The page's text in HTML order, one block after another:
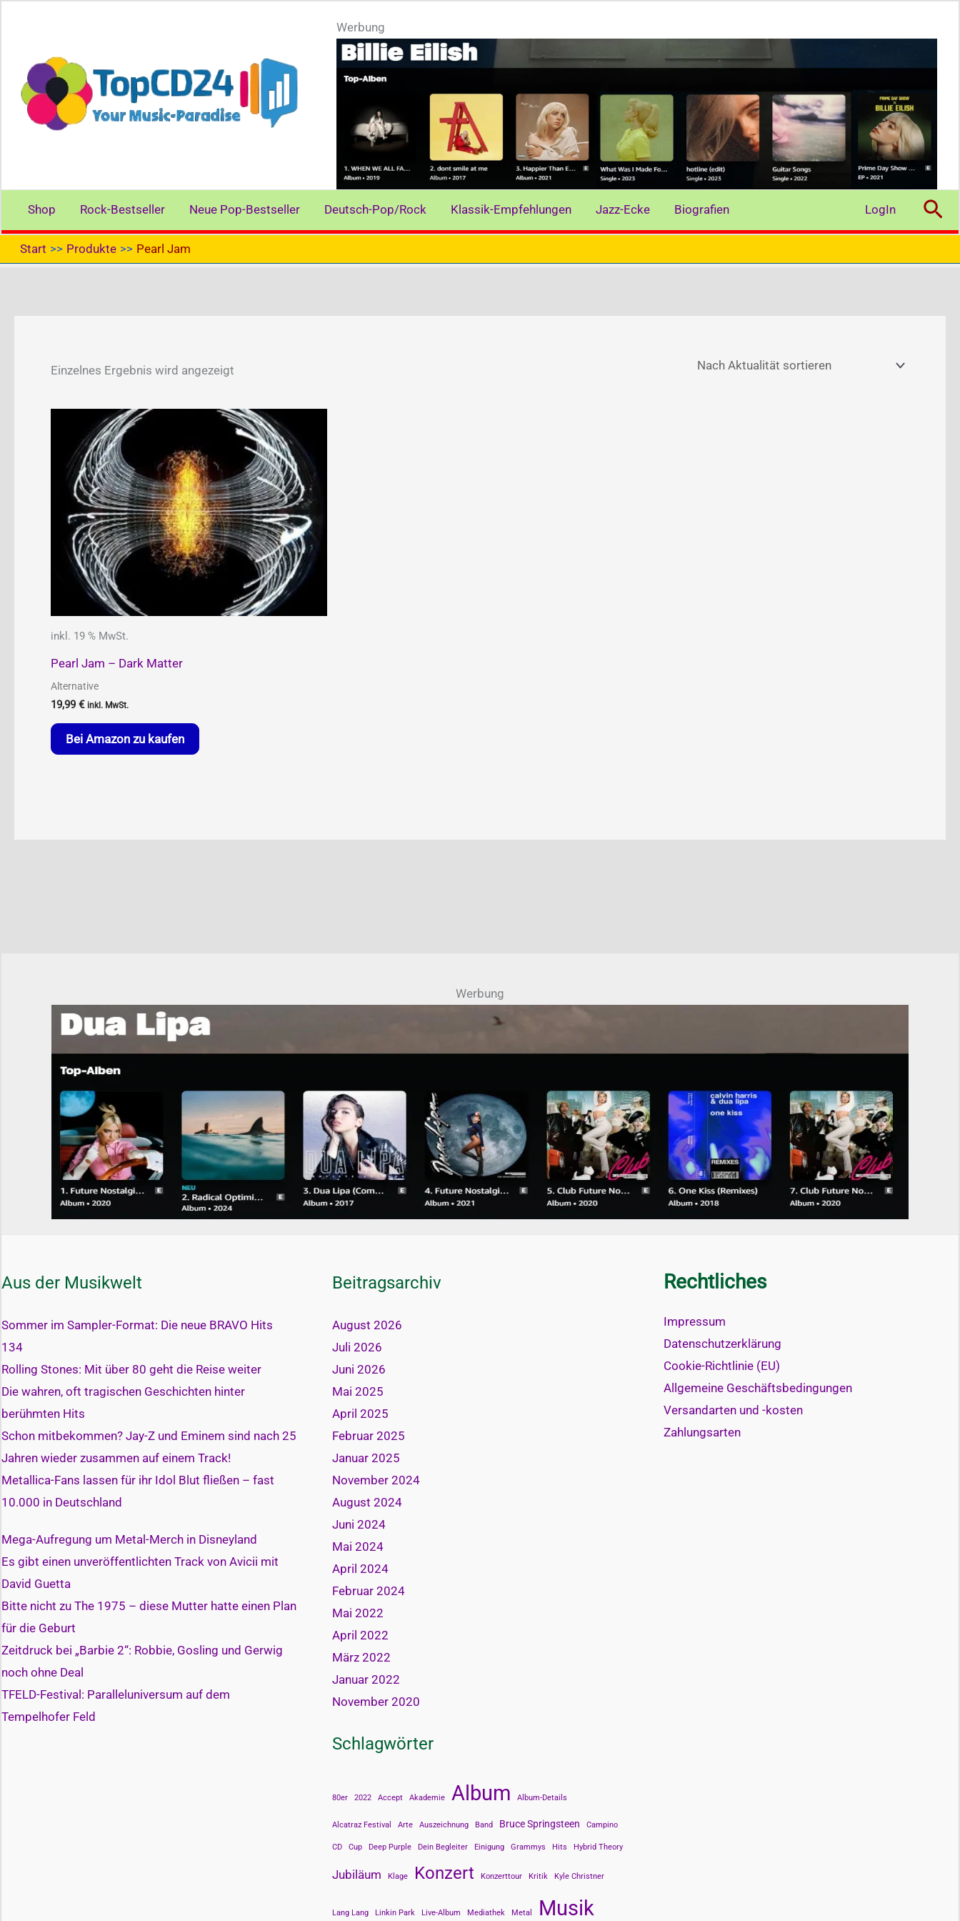
Werbung
Shop Rock-Bestseller Neue Pop-Bestseller Deutsch-Pop/Rock Klassik-Empfehlungen Jazz-Ecke Biografien LogIn
Start Produkte Pearl Jam
Einzelnes Ergebnis wird angezeigt
inkl. 19 % MwSt.
Pearl Jam – Dark Matter
Alternative
19,99 € inkl. MwSt.
Bei Amazon zu kaufen
Werbung
Aus der Musikwelt
Sommer im Sampler-Format: Die neue BRAVO Hits
134
Rolling Stones: Mit über 80 geht die Reise weiter
Die wahren, oft tragischen Geschichten hinter
berühmten Hits
Schon mitbekommen? Jay-Z und Eminem sind nach 25
Jahren wieder zusammen auf einem Track!
Metallica-Fans lassen für ihr Idol Blut fließen – fast
10.000 in Deutschland
Mega-Aufregung um Metal-Merch in Disneyland
Es gibt einen unveröffentlichten Track von Avicii mit
David Guetta
Bitte nicht zu The 1975 – diese Mutter hatte einen Plan
für die Geburt
Zeitdruck bei „Barbie 2“: Robbie, Gosling und Gerwig
noch ohne Deal
TFELD-Festival: Paralleluniversum auf dem
Tempelhofer Feld
Beitragsarchiv
August 2026
Juli 2026
Juni 2026
Mai 2025
April 2025
Februar 2025
Januar 2025
November 2024
August 2024
Juni 2024
Mai 2024
April 2024
Februar 2024
Mai 2022
April 2022
März 2022
Januar 2022
November 2020
Schlagwörter
80er 2022 Accept Akademie Album Album-Details
Alcatraz Festival Arte Auszeichnung Band Bruce Springsteen Campino
CD Cup Deep Purple Dein Begleiter Einigung Grammys Hits Hybrid Theory
Jubiläum Klage Konzert Konzerttour Kritik Kyle Christner
Lang Lang Linkin Park Live-Album Mediathek Metal Musik
Rechtliches
Impressum
Datenschutzerklärung
Cookie-Richtlinie (EU)
Allgemeine Geschäftsbedingungen
Versandarten und -kosten
Zahlungsarten